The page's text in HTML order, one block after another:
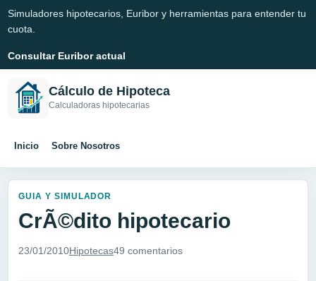
Simuladores hipotecarios, Euribor y herramientas para entender tu
cuota.
Consultar Euribor actual
Cálculo de Hipoteca
Calculadoras hipotecarias
Inicio Sobre Nosotros
GUIA Y SIMULADOR
CrÃ©dito hipotecario
23/01/2010Hipotecas49 comentarios